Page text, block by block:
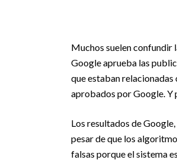
Muchos suelen confundir
Google aprueba las
que estaban relacionadas
aprobados por Google. Y
Los resultados de
pesar de que los
falsas porque el sistema